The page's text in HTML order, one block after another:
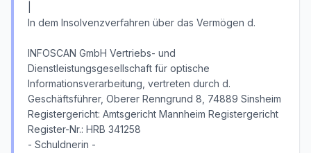
In dem Insolvenzverfahren über das Vermögen d.
INFOSCAN GmbH Vertriebs- und
Dienstleistungsgesellschaft für optische
Informationsverarbeitung, vertreten durch d.
Geschäftsführer, Oberer Renngrund 8, 74889 Sinsheim
Registergericht: Amtsgericht Mannheim Registergericht
Register-Nr.: HRB 341258
- Schuldnerin -